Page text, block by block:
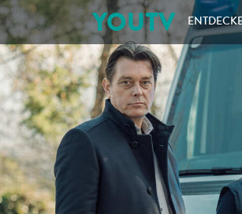
YOUTV